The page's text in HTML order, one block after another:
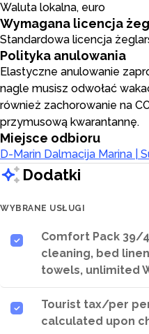
Waluta lokalna, euro
Wymagana licencja
Standardowa licencja
Polityka anulowania
Elastyczne anulowanie
nagle musisz odwołać
również zachorowanie na
przymusową kwarantannę.
Miejsce odbioru
D-Marin Dalmacija Marina |
Dodatki
WYBRANE USŁUGI
Comfort Pack 39/
cleaning, bed
towels, unlimited
Tourist tax/per
calculated upon